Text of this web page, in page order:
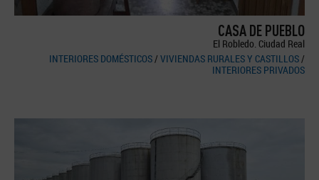
CASA DE PUEBLO
El Robledo. Ciudad Real
INTERIORES DOMÉSTICOS/ VIVIENDAS RURALES Y CASTILLOS/
INTERIORES PRIVADOS